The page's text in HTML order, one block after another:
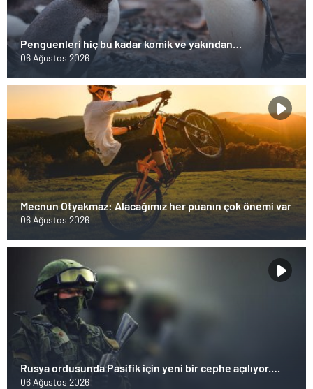
Penguenleri hiç bu kadar komik ve yakından
görmemiştiniz
06 Ağustos 2026
Mecnun Otyakmaz: Alacağımız her puanın çok önemi var
06 Ağustos 2026
Rusya ordusunda Pasifik için yeni bir cephe açılıyor.
Çin’in ilk tepkisi!
06 Ağustos 2026